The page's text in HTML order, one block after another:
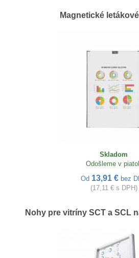
Magnetické
Skladom
Odošleme v
Od 13,91 € bez
(17,11 € s DPH)
Nohy pre vitríny SCT a SCL